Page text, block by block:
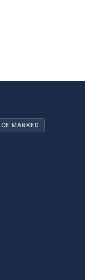
CE MARKED